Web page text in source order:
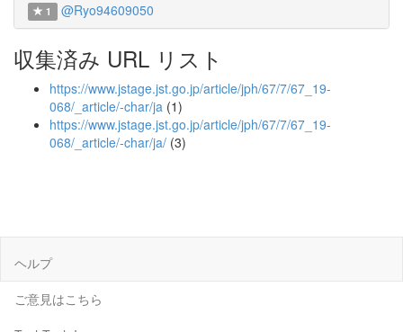
1 @Ryo94609050
収集済み URL リスト
https://www.jstage.jst.go.jp/article/jph/67/7/67_19-
068/_article/-char/ja (1)
https://www.jstage.jst.go.jp/article/jph/67/7/67_19-
068/_article/-char/ja/ (3)
ヘルプ
ご意見はこちら